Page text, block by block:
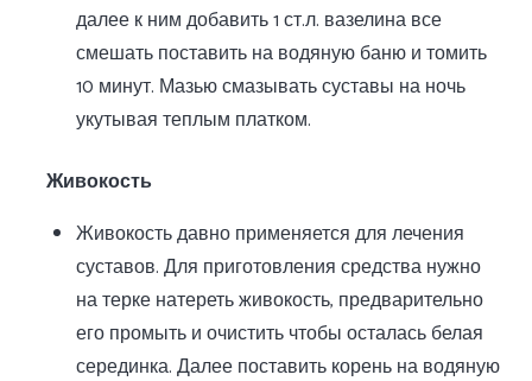
далее к ним добавить 1 ст.л. вазелина все
смешать поставить на водяную баню и томить
10 минут. Мазью смазывать суставы на ночь
укутывая теплым платком.
Живокость
Живокость давно применяется для лечения
суставов. Для приготовления средства нужно
на терке натереть живокость, предварительно
его промыть и очистить чтобы осталась белая
серединка. Далее поставить корень на водяную